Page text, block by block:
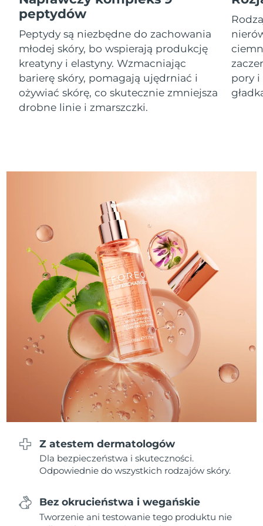
peptydów
Peptydy są niezbędne do zachowania
młodej skóry, bo wspierają produkcję
kreatyny i elastyny. Wzmacniając
barierę skóry, pomagają ujędrniać i
ożywiać skórę, co skutecznie zmniejsza
drobne linie i zmarszczki.
pory i
Z atestem dermatologów
Dla bezpieczeństwa i skuteczności.
Odpowiednie do wszystkich rodzajów skóry.
Bez okrucieństwa i wegańskie
Tworzenie ani testowanie tego produktu nie
Oczekiwany czas dostawy
8/12/26
Włochy
Oczekiwany czas dostawy
8/8/26
Japonia
Oczekiwany czas dostawy
8/10/26
Łotwa
Oczekiwany czas dostawy
Liban
Oczekiwany czas dostawy
Litwa
Oczekiwany czas dostawy
Luksemburg
Oczekiwany czas dostawy
SRA Makau (Chiny)
Oczekiwany czas dostawy
8/10/26
Oczekiwany czas dostawy
Malta
Oczekiwany czas dostawy
Monako
Oczekiwany czas dostawy